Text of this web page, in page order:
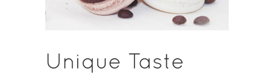
Unique Taste